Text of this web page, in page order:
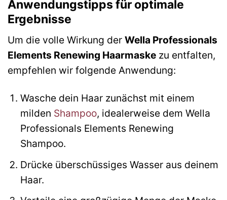
Anwendungstipps für optimale
Ergebnisse
Um die volle Wirkung der Wella Professionals
Elements Renewing Haarmaske zu entfalten,
empfehlen wir folgende Anwendung:
Wasche dein Haar zunächst mit einem
milden Shampoo, idealerweise dem Wella
Professionals Elements Renewing
Shampoo.
Drücke überschüssiges Wasser aus deinem
Haar.